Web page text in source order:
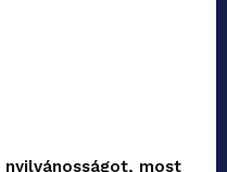
most